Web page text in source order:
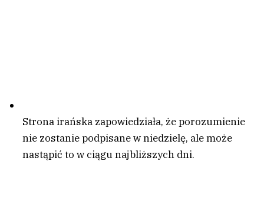
Strona irańska zapowiedziała, że porozumienie
nie zostanie podpisane w niedzielę, ale może
nastąpić to w ciągu najbliższych dni.